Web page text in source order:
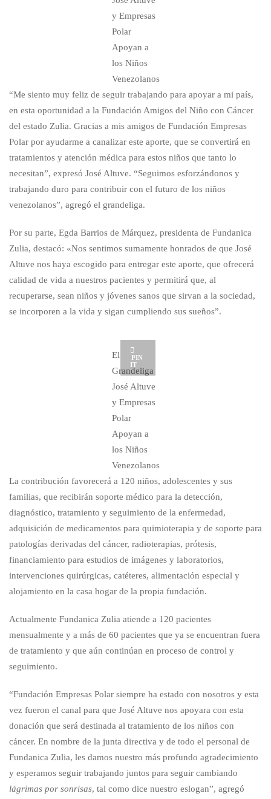
y Empresas
Polar
Apoyan a
los Niños
Venezolanos
“Me siento muy feliz de seguir trabajando para apoyar a mi país,
en esta oportunidad a la Fundación Amigos del Niño con Cáncer
del estado Zulia. Gracias a mis amigos de Fundación Empresas
Polar por ayudarme a canalizar este aporte, que se convertirá en
tratamientos y atención médica para estos niños que tanto lo
necesitan”, expresó José Altuve. “Seguimos esforzándonos y
trabajando duro para contribuir con el futuro de los niños
venezolanos”, agregó el grandeliga.
Por su parte, Egda Barrios de Márquez, presidenta de Fundanica
Zulia, destacó: «Nos sentimos sumamente honrados de que José
Altuve nos haya escogido para entregar este aporte, que ofrecerá
calidad de vida a nuestros pacientes y permitirá que, al
recuperarse, sean niños y jóvenes sanos que sirvan a la sociedad,
se incorporen a la vida y sigan cumpliendo sus sueños”.
PIN
IT
El
Grandeliga
José Altuve
y Empresas
Polar
Apoyan a
los Niños
Venezolanos
La contribución favorecerá a 120 niños, adolescentes y sus
familias, que recibirán soporte médico para la detección,
diagnóstico, tratamiento y seguimiento de la enfermedad,
adquisición de medicamentos para quimioterapia y de soporte para
patologías derivadas del cáncer, radioterapias, prótesis,
financiamiento para estudios de imágenes y laboratorios,
intervenciones quirúrgicas, catéteres, alimentación especial y
alojamiento en la casa hogar de la propia fundación.
Actualmente Fundanica Zulia atiende a 120 pacientes
mensualmente y a más de 60 pacientes que ya se encuentran fuera
de tratamiento y que aún continúan en proceso de control y
seguimiento.
“Fundación Empresas Polar siempre ha estado con nosotros y esta
vez fueron el canal para que José Altuve nos apoyara con esta
donación que será destinada al tratamiento de los niños con
cáncer. En nombre de la junta directiva y de todo el personal de
Fundanica Zulia, les damos nuestro más profundo agradecimiento
y esperamos seguir trabajando juntos para seguir cambiando
lágrimas por sonrisas, tal como dice nuestro eslogan”, agregó